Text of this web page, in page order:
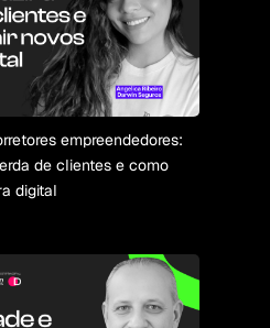
empreendedores:
de clientes e como
digital